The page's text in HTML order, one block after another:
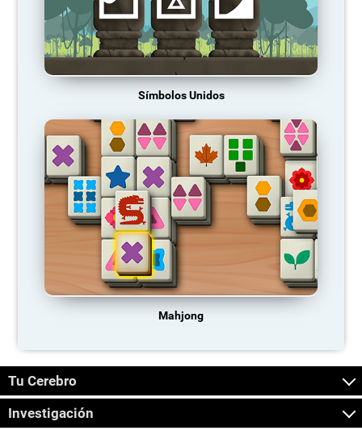
Símbolos Unidos
Mahjong
Tu Cerebro
Investigación